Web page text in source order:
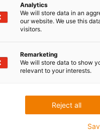
Analytics
We will store data in an
our website. We use this
visitors.
Remarketing
We will store data to show
relevant to your interests.
Reject all